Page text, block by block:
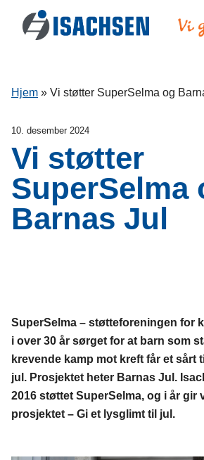
Hopp til innhold
Hjem » Vi støtter SuperSelma og
10. desember 2024
Vi støtter
SuperSelma
Barnas Jul
SuperSelma – støtteforeningen for
i over 30 år sørget for at barn som
krevende kamp mot kreft får et sårt
jul. Prosjektet heter Barnas Jul.
2016 støttet SuperSelma, og i år gir
prosjektet – Gi et lysglimt til jul.